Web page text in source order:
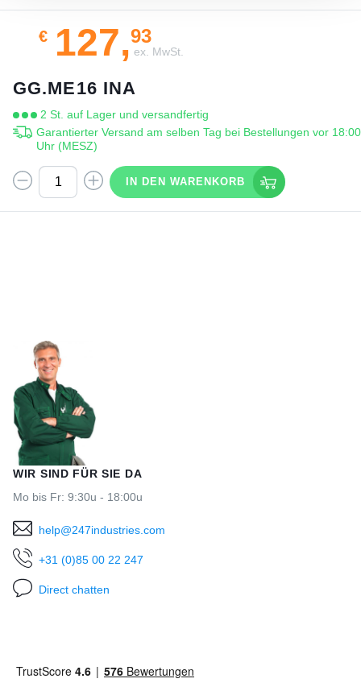
€127,93
ex. MwSt.
GG.ME16 INA
2 St. auf Lager und versandfertig
Garantierter Versand am selben Tag bei Bestellungen vor 18:00
Uhr (MESZ)
IN DEN WARENKORB
WIR SIND FÜR SIE DA
Mo bis Fr: 9:30u - 18:00u
help@247industries.com
+31 (0)85 00 22 247
Direct chatten